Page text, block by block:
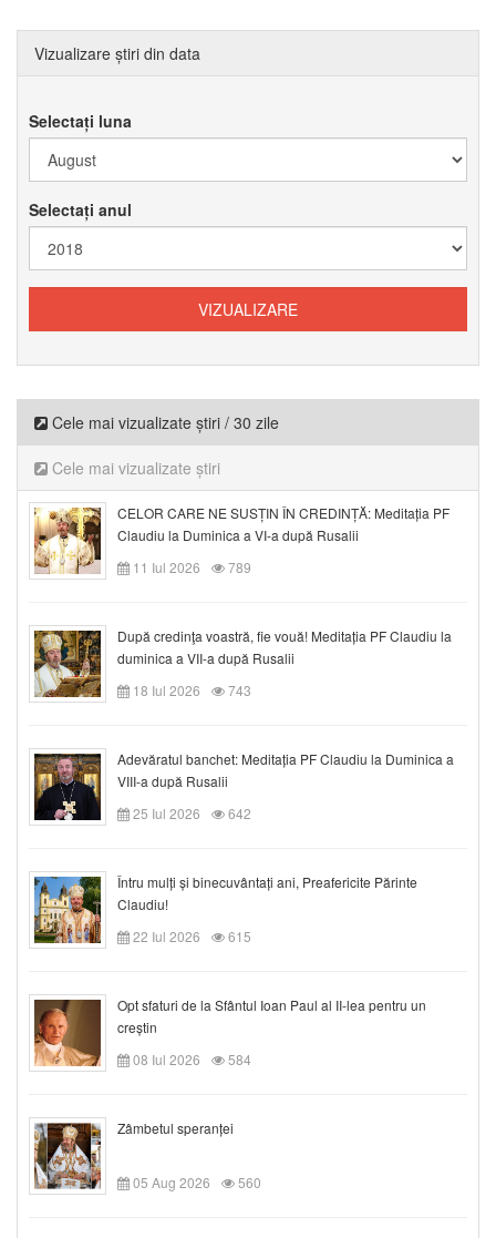
Vizualizare știri din data
Selectați luna
Selectați anul
Cele mai vizualizate știri / 30 zile
Cele mai vizualizate știri
CELOR CARE NE SUSȚIN ÎN CREDINȚĂ: Meditația PF
Claudiu la Duminica a VI-a după Rusalii
11 Iul 2026
789
După credinţa voastră, fie vouă! Meditația PF Claudiu la
duminica a VII-a după Rusalii
18 Iul 2026
743
Adevăratul banchet: Meditația PF Claudiu la Duminica a
VIII-a după Rusalii
25 Iul 2026
642
Întru mulți și binecuvântați ani, Preafericite Părinte
Claudiu!
22 Iul 2026
615
Opt sfaturi de la Sfântul Ioan Paul al II-lea pentru un
creștin
08 Iul 2026
584
Zâmbetul speranței
05 Aug 2026 560